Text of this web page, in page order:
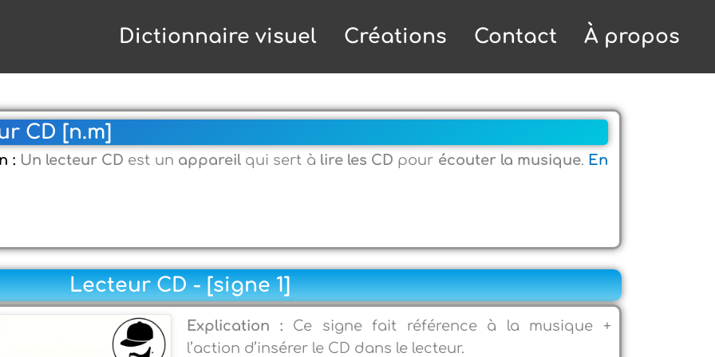
Dictionnaire visuel Créations Contact À propos
CD [n.m]
: Un lecteur CD est un appareilqui sert à lire les CD pour écouter la musique. En
Lecteur CD - [signe 1]
Explication : Ce signe fait référence à la musique +
l’action d’insérer le CD dans le lecteur.